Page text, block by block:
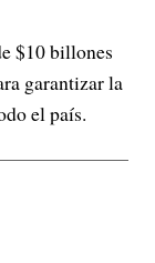
$10 billones
garantizar la
el país.